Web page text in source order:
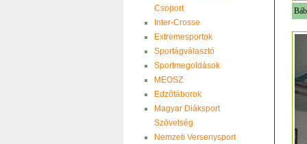
Csoport
Inter-Crosse
Extremesportok
Sportágválasztó
Sportmegoldások
MEOSZ
Edzõtáborok
Magyar Diáksport
Szövetség
Nemzeti Versenysport